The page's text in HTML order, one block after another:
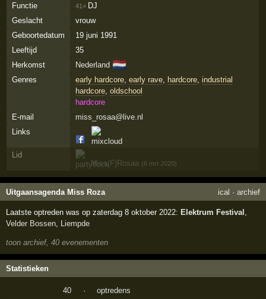
Functie
41× DJ
Geslacht
vrouw
Geboortedatum
19 juni 1991
Leeftijd
35
Herkomst
Nederland 🇳🇱
Genres early hardcore, early rave, hardcore, industrial
hardcore, oldschool
hardcore
E-mail
miss_rosaa@live.nl
Links
Lid
Miss(F)Rosaa (6 mrt 2020)
Uitgaansagenda Miss Roza ical · archief
Laatste optreden was op zaterdag 8 oktober 2022: Elektrum Festival
Velder Bossen
Liempde
toon archief, 40 evenementen
Statistieken
40 ·
optredens